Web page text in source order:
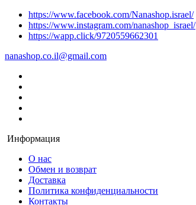
https://www.facebook.com/Nanashop.israel/
https://www.instagram.com/nanashop_israel/
https://wapp.click/9720559662301
nanashop.co.il@gmail.com
Информация
О нас
Обмен и возврат
Доставка
Политика конфиденциальности
Контакты